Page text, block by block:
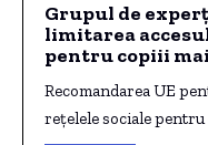
Grupul de
limitarea
pentru copiii
Recomandarea UE
rețelele sociale